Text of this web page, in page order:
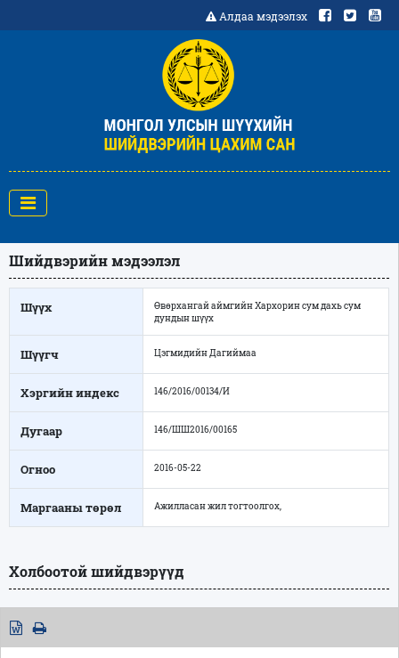
Алдаа мэдээлэх
Шийдвэрийн мэдээлэл
Шүүх
Өвөрхангай аймгийн Хархорин сум дахь сум
дундын шүүх
Шүүгч Цэгмидийн Дагиймаа
Хэргийн индекс 146/2016/00134/И
Дугаар 146/ШШ2016/00165
Огноо 2016-05-22
Маргааны төрөл Ажилласан жил тогтоолгох,
Холбоотой шийдвэрүүд